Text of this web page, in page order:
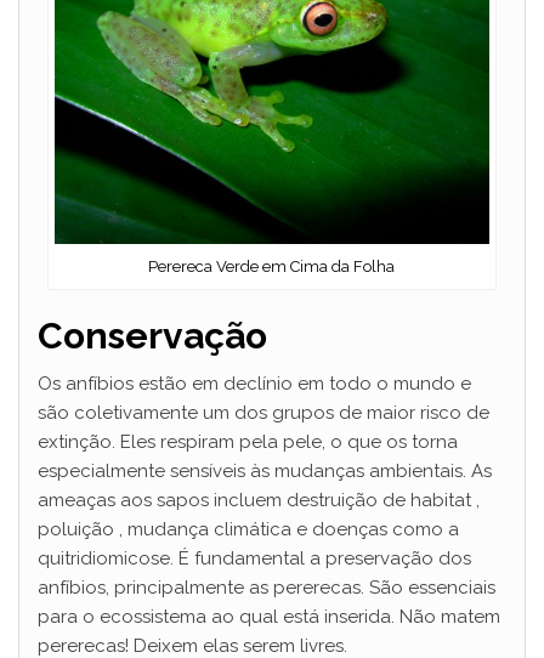
Perereca Verde em Cima da Folha
Conservação
Os anfíbios estão em declínio em todo o mundo e
são coletivamente um dos grupos de maior risco de
extinção. Eles respiram pela pele, o que os torna
especialmente sensíveis às mudanças ambientais. As
ameaças aos sapos incluem destruição de habitat,
poluição , mudança climática e doenças como a
quitridiomicose. É fundamental a preservação dos
anfíbios, principalmente as pererecas. São essenciais
para o ecossistema ao qual está inserida. Não matem
pererecas! Deixem elas serem livres.